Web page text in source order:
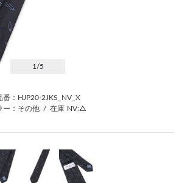
1 /5
番：HJP20-2JKS_NV_X
ー：その他
/ 在庫 NV:△